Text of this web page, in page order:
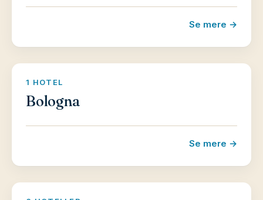
Se mere →
1 HOTEL
Bologna
Se mere →